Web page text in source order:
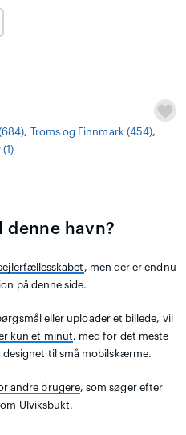
, Troms og Finnmark (454),
(1)
denne havn?
, men der er endnu
på denne side.
eller uploader et billede, vil
kun et minut, med for det meste
designet til små mobilskærme.
andre brugere, som søger efter
Ulviksbukt.